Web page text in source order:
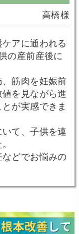
高橋様
アに通われる
の産前産後に
筋肉を妊娠前
を見ながら進
が実感できま
て、子供を連
どでお悩みの